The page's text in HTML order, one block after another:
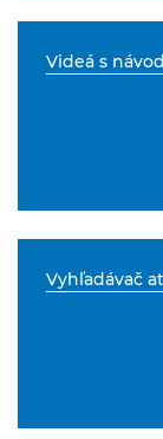
Videá s
Vyhľadávač